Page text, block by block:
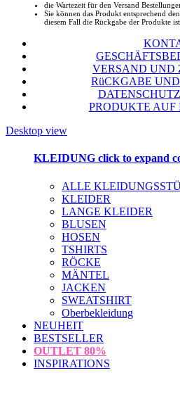
die Wartezeit für den Versand
Sie können das Produkt entsprechend
diesem Fall die Rückgabe der Produkte
VERSAND UND
RüCKGABE
PRODUKTE AUF
Desktop view
KLEIDUNG click to expand
ALLE
KLEIDER
LANGE KLEIDER
BLUSEN
HOSEN
TSHIRTS
RÖCKE
MÄNTEL
JACKEN
SWEATSHIRT
Oberbekleidung
NEUHEIT
BESTSELLER
OUTLET 80%
INSPIRATIONS